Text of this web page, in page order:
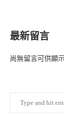
最新留言
尚無留言可供顯示